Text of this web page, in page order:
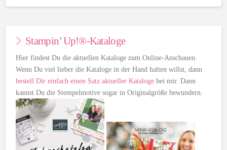
Stampin’ Up!®-Kataloge
Hier findest Du die aktuellen Kataloge zum Online-Anschauen.
Wenn Du viel lieber die Kataloge in der Hand halten willst, dann
bestell Dir einfach einen Satz aktueller Kataloge bei mir. Dann
kannst Du die Stempelmotive sogar in Originalgröße bewundern.